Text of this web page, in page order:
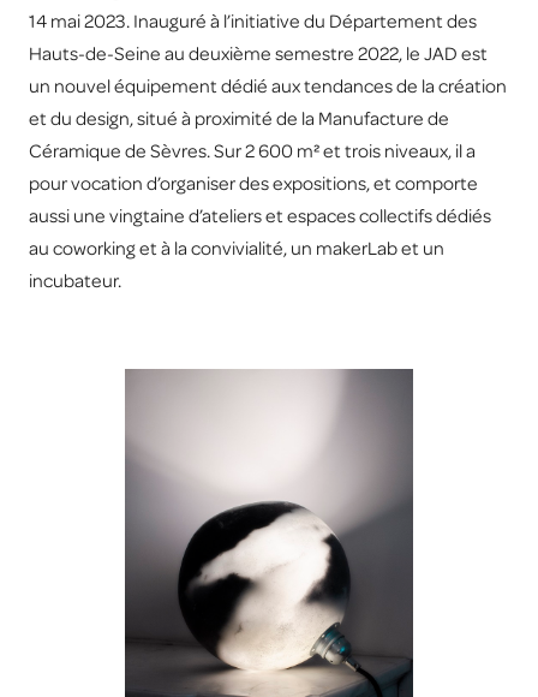
14 mai 2023. Inauguré à l’initiative du Département des
Hauts-de-Seine au deuxième semestre 2022, le JAD est
un nouvel équipement dédié aux tendances de la création
et du design, situé à proximité de la Manufacture de
Céramique de Sèvres. Sur 2 600 m² et trois niveaux, il a
pour vocation d’organiser des expositions, et comporte
aussi une vingtaine d’ateliers et espaces collectifs dédiés
au coworking et à la convivialité, un makerLab et un
incubateur.